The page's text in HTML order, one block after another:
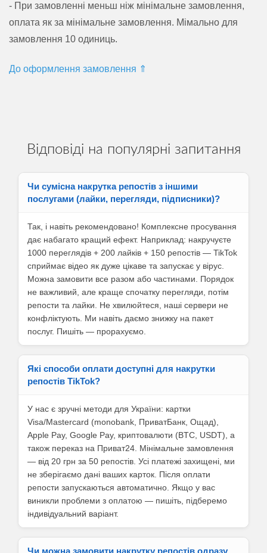
- При замовленні меньш ніж мінімальне замовлення,
оплата як за мінімальне замовлення. Мімально для
замовлення 10 одиниць.
До оформлення замовлення ⇑
Відповіді на популярні запитання
Чи сумісна накрутка репостів з іншими
послугами (лайки, перегляди, підписники)?
Так, і навіть рекомендовано! Комплексне просування
дає набагато кращий ефект. Наприклад: накручуєте
1000 переглядів + 200 лайків + 150 репостів — TikTok
сприймає відео як дуже цікаве та запускає у вірус.
Можна замовити все разом або частинами. Порядок
не важливий, але краще спочатку перегляди, потім
репости та лайки. Не хвилюйтеся, наші сервери не
конфліктують. Ми навіть даємо знижку на пакет
послуг. Пишіть — прорахуємо.
Які способи оплати доступні для накрутки
репостів TikTok?
У нас є зручні методи для України: картки
Visa/Mastercard (monobank, ПриватБанк, Ощад),
Apple Pay, Google Pay, криптовалюти (BTC, USDT), а
також переказ на Приват24. Мінімальне замовлення
— від 20 грн за 50 репостів. Усі платежі захищені, ми
не зберігаємо дані ваших карток. Після оплати
репости запускаються автоматично. Якщо у вас
виникли проблеми з оплатою — пишіть, підберемо
індивідуальний варіант.
Чи можна замовити накрутку репостів одразу